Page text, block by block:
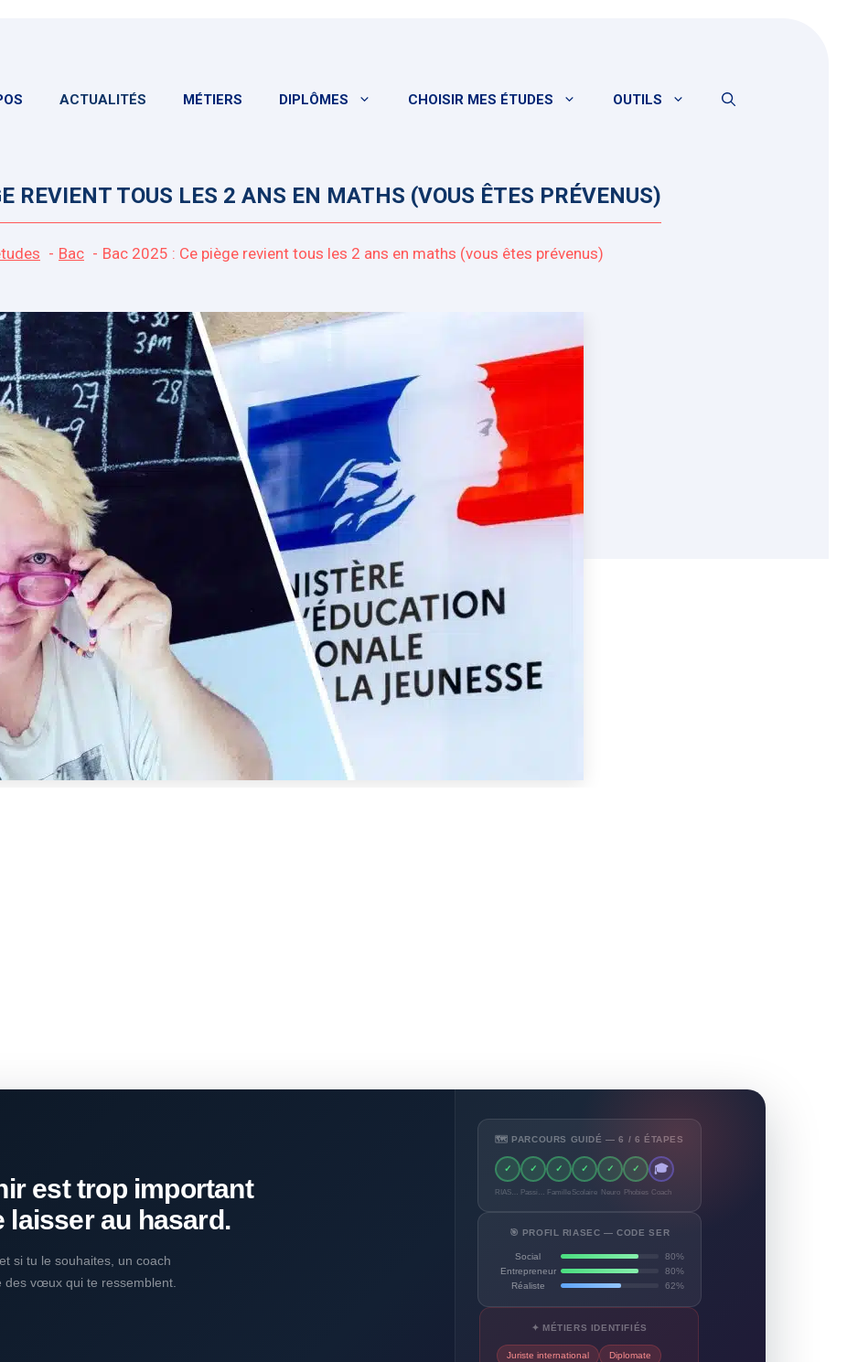
ACTUALITÉS MÉTIERS DIPLÔMES CHOISIR MES ÉTUDES OUTILS
REVIENT TOUS LES 2 ANS EN MATHS (VOUS ÊTES PRÉVENUS)
Bac Bac 2025 : Ce piège revient tous les 2 ans en maths (vous êtes prévenus)
est trop important
laisser au hasard.
si tu le souhaites, un coach
vœux qui te ressemblent.
🗺️ PARCOURS GUIDÉ — 6 / 6 ÉTAPES
✓ ✓ ✓ ✓ ✓ ✓ 🎓
Famille Scolaire Neuro Phobies Coach
🎯 PROFIL RIASEC — CODE SER
Social
80%
Entrepreneur
80%
Réaliste
62%
✦ MÉTIERS IDENTIFIÉS
Juriste international Diplomate